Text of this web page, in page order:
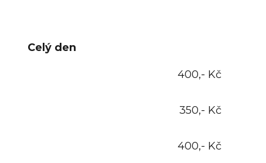
Celý den
400,- Kč
350,- Kč
400,- Kč